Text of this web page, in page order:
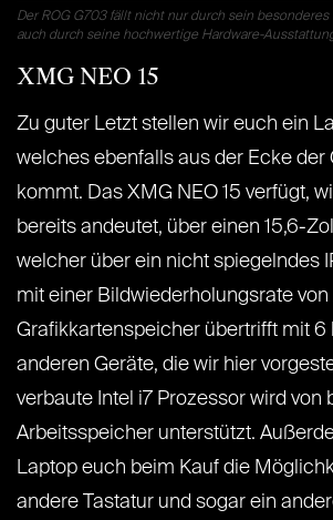
Der ROG G703 fällt nicht nur durch sein besonderes
auch durch seine hochwertige Hardware-
XMG NEO 15
Zu guter Letzt stellen wir euch ein
welches ebenfalls aus der Ecke
kommt. Das XMG NEO 15 verfügt,
bereits andeutet, über einen 15,6-
welcher über ein nicht spiegelndes
mit einer Bildwiederholungsrate
Grafikkartenspeicher übertrifft mit 6
anderen Geräte, die wir hier
verbaute Intel i7 Prozessor wird von
Arbeitsspeicher unterstützt.
Laptop euch beim Kauf die
andere Tastatur und sogar ein